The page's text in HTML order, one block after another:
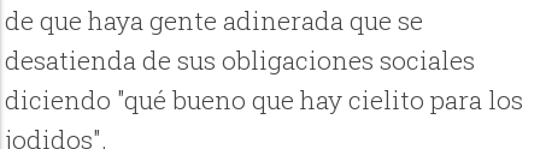
de que haya gente adinerada que se
desatienda de sus obligaciones sociales
diciendo "qué bueno que hay cielito para los
jodidos".